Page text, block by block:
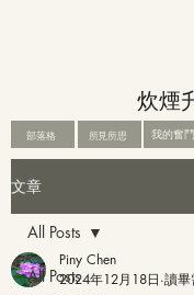
炊煙
所見所思 我的奮鬥
部落格
文章
All Posts
All Posts
Piny Chen
2024年12月18日 讀